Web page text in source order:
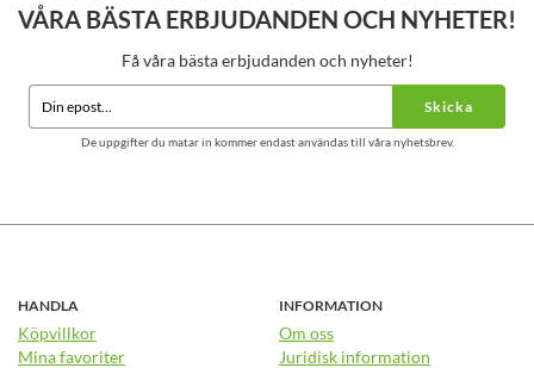
VÅRA BÄSTA ERBJUDANDEN OCH NYHETER!
Få våra bästa erbjudanden och nyheter!
Skicka
De uppgifter du matar in kommer endast användas till våra nyhetsbrev.
HANDLA
Köpvillkor
Mina favoriter
INFORMATION
Om oss
Juridisk information